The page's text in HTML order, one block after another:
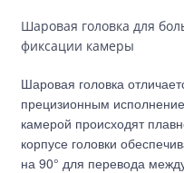
Шаровая головка для
фиксации камеры
Шаровая головка
прецизионным
камерой происходят
корпусе головки
на 90° для перевода